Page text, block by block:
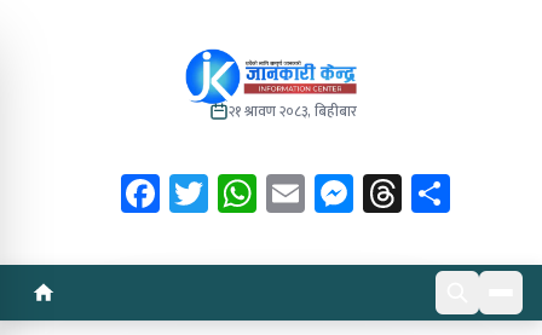
२१ श्रावण २०८३, बिहीबार
Facebook
Twitter
WhatsApp
EmailMessenger
Threads